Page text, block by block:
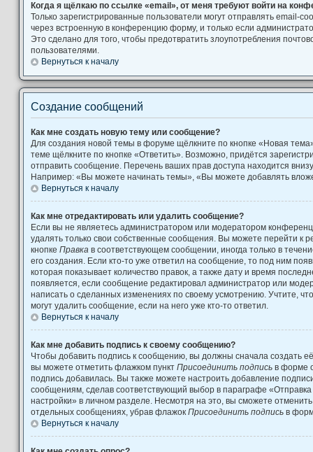
Когда я щёлкаю по ссылке «email», от меня требуют войти на
Только зарегистрированные пользователи могут отправлять email-
через встроенную в конференцию форму, и только если
Это сделано для того, чтобы предотвратить злоупотребления
пользователями.
Вернуться к началу
Создание сообщений
Как мне создать новую тему или сообщение?
Для создания новой темы в форуме щёлкните по кнопке «Новая
теме щёлкните по кнопке «Ответить». Возможно, придётся
отправить сообщение. Перечень ваших прав доступа находится
Например: «Вы можете начинать темы», «Вы можете добавлять
Вернуться к началу
Как мне отредактировать или удалить сообщение?
Если вы не являетесь администратором или модератором
удалять только свои собственные сообщения. Вы можете перейти к
кнопке Правка в соответствующем сообщении, иногда только в
его создания. Если кто-то уже ответил на сообщение, то под ним
которая показывает количество правок, а также дату и время
появляется, если сообщение редактировал администратор или
написать о сделанных изменениях по своему усмотрению. Учтите,
могут удалить сообщение, если на него уже кто-то ответил.
Вернуться к началу
Как мне добавить подпись к своему сообщению?
Чтобы добавить подпись к сообщению, вы должны сначала создать
вы можете отметить флажком пункт Присоединить подпись в форме
подпись добавилась. Вы также можете настроить добавление
сообщениям, сделав соответствующий выбор в параграфе
настройки» в личном разделе. Несмотря на это, вы сможете
отдельных сообщениях, убрав флажок Присоединить подпись в
Вернуться к началу